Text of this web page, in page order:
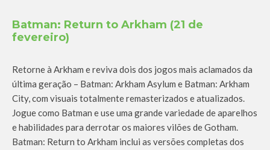
Batman: Return to Arkham (21 de
fevereiro)
Retorne à Arkham e reviva dois dos jogos mais aclamados da
última geração – Batman: Arkham Asylum e Batman: Arkham
City, com visuais totalmente remasterizados e atualizados.
Jogue como Batman e use uma grande variedade de aparelhos
e habilidades para derrotar os maiores vilões de Gotham.
Batman: Return to Arkham inclui as versões completas dos